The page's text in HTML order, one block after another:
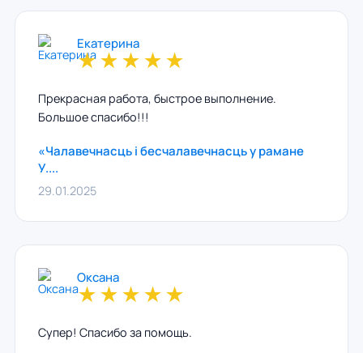
Екатерина
★★★★★
Прекрасная работа, быстрое выполнение.
Большое спасибо!!!
«Чалавечнасць і бесчалавечнасць у рамане
У....
29.01.2025
Оксана
★★★★★
Супер! Спасибо за помощь.